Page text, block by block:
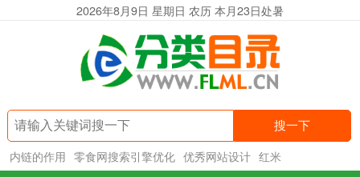
2026年8月9日 星期日 农历 本月23日处暑
搜一下
内链的作用 零食网搜索引擎优化 优秀网站设计 红米